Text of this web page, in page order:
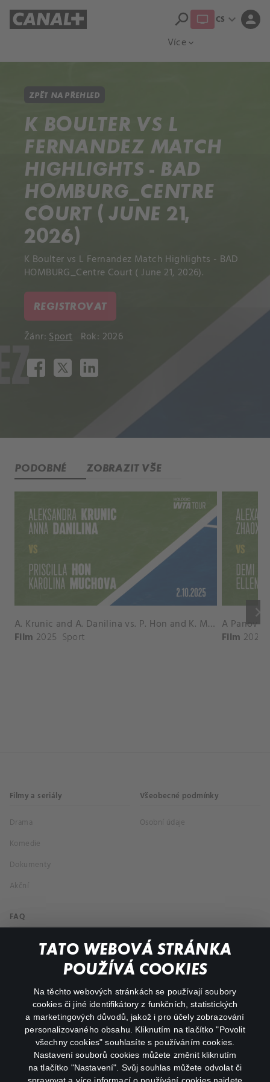
TATO WEBOVÁ STRÁNKA
POUŽÍVÁ COOKIES
Na těchto webových stránkách se používají soubory
cookies či jiné identifikátory z funkčních, statistických
a marketingových důvodů, jakož i pro účely zobrazování
personalizovaného obsahu. Kliknutím na tlačítko "Povolit
všechny cookies" souhlasíte s používáním cookies.
Nastavení souborů cookies můžete změnit kliknutím
na tlačítko "Nastavení". Svůj souhlas můžete odvolat či
Více expand_more
search CS expand_more person
ZPĚT NA PŘEHLED
K BOULTER VS L
FERNANDEZ MATCH
HIGHLIGHTS - BAD
HOMBURG_CENTRE
COURT ( JUNE 21,
2026)
K Boulter vs L Fernandez Match Highlights - BAD
HOMBURG_Centre Court ( June 21, 2026).
REGISTROVAT
Žánr:Sport Rok: 2026
PODOBNÉ ZOBRAZIT VŠE
keyboard_arrow_right
A. Krunic and A. Danilina vs. P. Hon and K. Muchova Match Highlights - BEIJING_Capital Group Diamond ( October 02, 2025)
Film 2025 Sport Film 2026
Filmy a seriály
Drama
Komedie
Dokumenty
Akční
Všeobecné podmínky
Osobní údaje
FAQ
Můj účet
Důležité odkazy
facebookinstagram
youtube